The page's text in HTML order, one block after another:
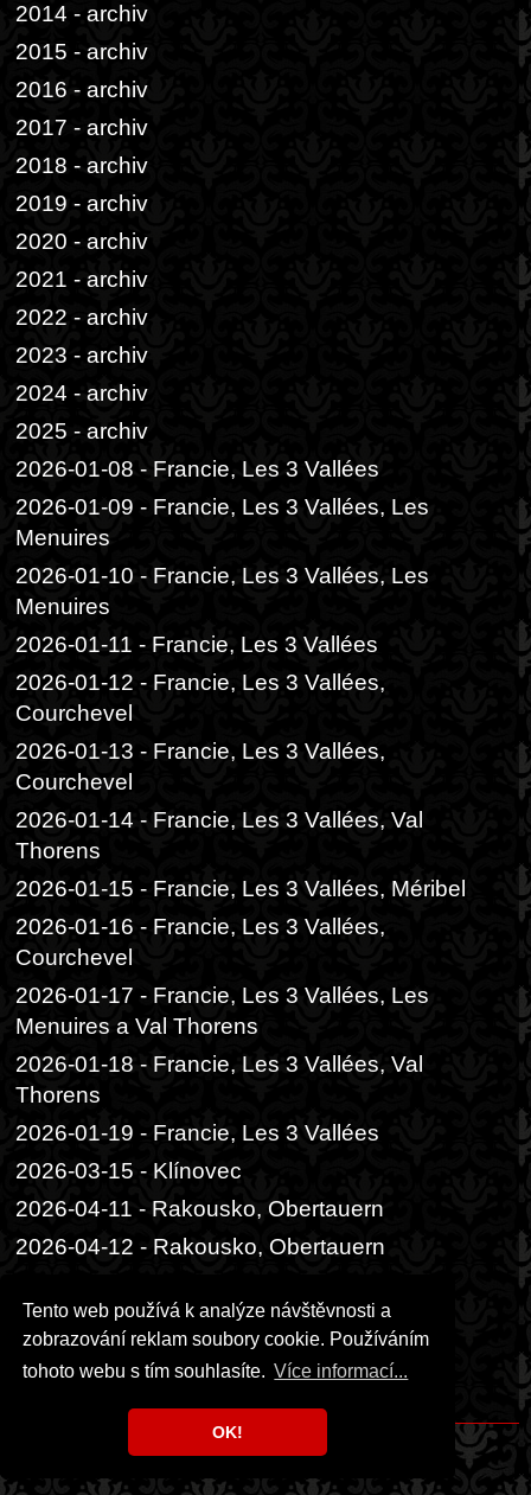
Tento web používá k analýze návštěvnosti a
zobrazování reklam soubory cookie. Používáním
tohoto webu s tím souhlasíte. Více informací...
OK!
2014 - archiv
2015 - archiv
2016 - archiv
2017 - archiv
2018 - archiv
2019 - archiv
2020 - archiv
2021 - archiv
2022 - archiv
2023 - archiv
2024 - archiv
2025 - archiv
2026-01-08 - Francie, Les 3 Vallées
2026-01-09 - Francie, Les 3 Vallées, Les
Menuires
2026-01-10 - Francie, Les 3 Vallées, Les
Menuires
2026-01-11 - Francie, Les 3 Vallées
2026-01-12 - Francie, Les 3 Vallées,
Courchevel
2026-01-13 - Francie, Les 3 Vallées,
Courchevel
2026-01-14 - Francie, Les 3 Vallées, Val
Thorens
2026-01-15 - Francie, Les 3 Vallées, Méribel
2026-01-16 - Francie, Les 3 Vallées,
Courchevel
2026-01-17 - Francie, Les 3 Vallées, Les
Menuires a Val Thorens
2026-01-18 - Francie, Les 3 Vallées, Val
Thorens
2026-01-19 - Francie, Les 3 Vallées
2026-03-15 - Klínovec
2026-04-11 - Rakousko, Obertauern
2026-04-12 - Rakousko, Obertauern
Brzobohatého
2026-06-06 - Praha, Festival ambasád
Copyright © 1999 - 2026 Milka